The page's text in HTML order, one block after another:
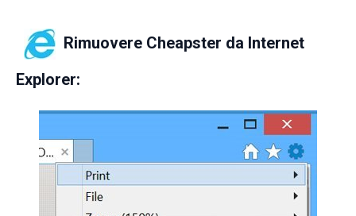
Rimuovere Cheapster da Internet
Explorer: